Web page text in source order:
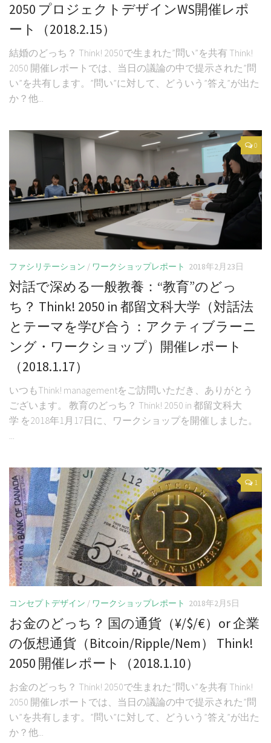
2050 プロジェクトデザインWS開催レポ
ート（2018.2.15）
結婚のどっち？ Think! 2050で生まれた”問い”を共有 Think!
2050 開催レポートでは、当日の議論の中で提示された”問
い”を共有します。”問い”に対して、どういう”答え”が出た
か？他...
0
ファシリテーション / ワークショップレポート 2018年2月23日
対話で深める一般教養：“教育”のどっ
ち？ Think! 2050 in 都留文科大学（対話法
とテーマを学び合う：アクティブラーニ
ング・ワークショップ）開催レポート
（2018.1.17）
いつもThink! managementをご訪問いただき、ありがとう
ございます。 教育のどっち？ Think! 2050 in 都留文科大
学 を2018年1月17日に、ワークショップを開催しました。
1
コンセプトデザイン / ワークショップレポート 2018年2月5日
お金のどっち？ 国の通貨（¥/$/€）or 企業
の仮想通貨（Bitcoin/Ripple/Nem） Think!
2050 開催レポート（2018.1.10）
お金のどっち？ Think! 2050で生まれた”問い”を共有 Think!
2050 開催レポートでは、当日の議論の中で提示された”問
い”を共有します。”問い”に対して、どういう”答え”が出た
か？他...